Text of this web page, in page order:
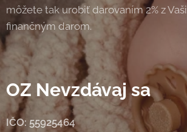
môžete tak urobiť darovaním 2% z
finančným darom.
OZ Nevzdávaj sa
IČO: 55925464